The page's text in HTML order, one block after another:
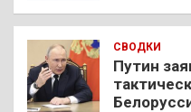
СВОДКИ
Путин